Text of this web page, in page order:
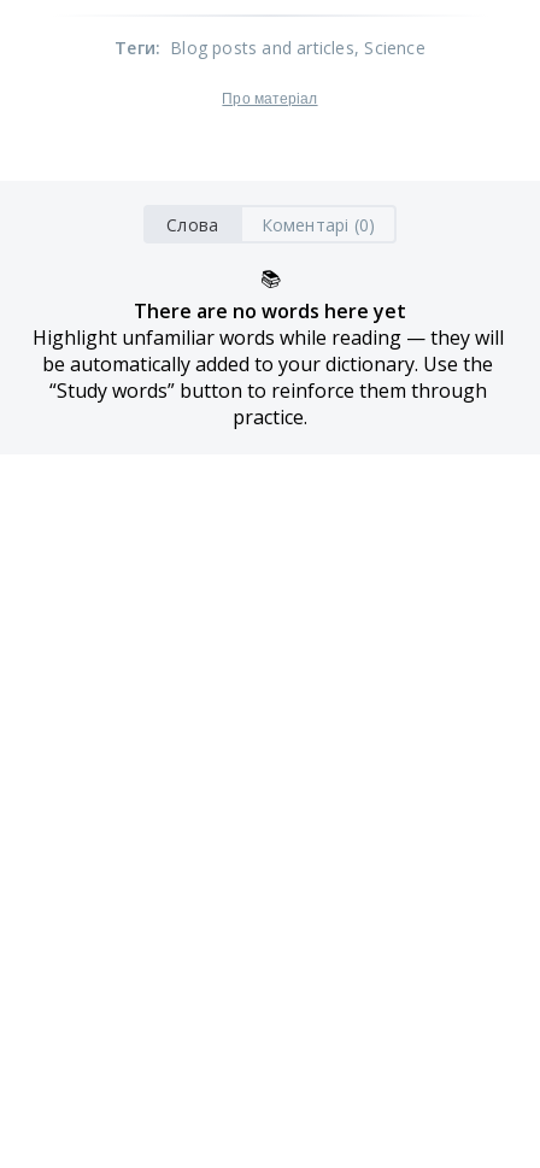
Теги: Blog posts and articles, Science
Про матеріал
Слова Коментарі (0)
📚
There are no words here yet
Highlight unfamiliar words while reading — they will
be automatically added to your dictionary. Use the
“Study words” button to reinforce them through
practice.